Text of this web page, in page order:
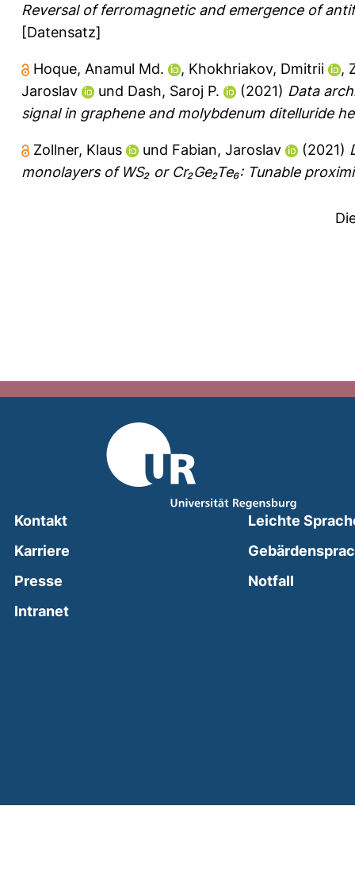
Reversal of ferromagnetic and emergence of
[Datensatz]
Hoque, Anamul Md. , Khokhriakov, Dmitrii ,
Jaroslav
und Dash, Saroj P. (2021) Data
signal in graphene and molybdenum ditelluride
Zollner, Klaus und Fabian, Jaroslav (2021)
monolayers of WS₂ or Cr₂Ge₂Te₆: Tunable
Kontakt
Karriere
Presse
Intranet(external link, opens in a new window)
Leichte
Notfall